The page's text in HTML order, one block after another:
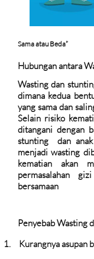
Sama atau Beda”
Hubungan antara
Wasting dan
dimana kedua
yang sama dan
Selain risiko
ditangani dengan
stunting
dan
menjadi wasting
kematian akan
permasalahan
bersamaan
Penyebab Wasting
1.
Kurangnya asupan